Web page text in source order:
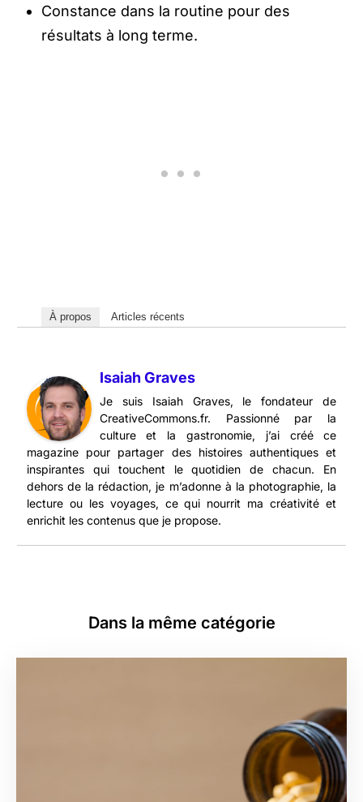
Constance dans la routine pour des
résultats à long terme.
À propos Articles récents
Isaiah Graves
Je suis Isaiah Graves, le fondateur de
CreativeCommons.fr. Passionné par la
culture et la gastronomie, j’ai créé ce
magazine pour partager des histoires authentiques et
inspirantes qui touchent le quotidien de chacun. En
dehors de la rédaction, je m’adonne à la photographie, la
lecture ou les voyages, ce qui nourrit ma créativité et
enrichit les contenus que je propose.
Dans la même catégorie